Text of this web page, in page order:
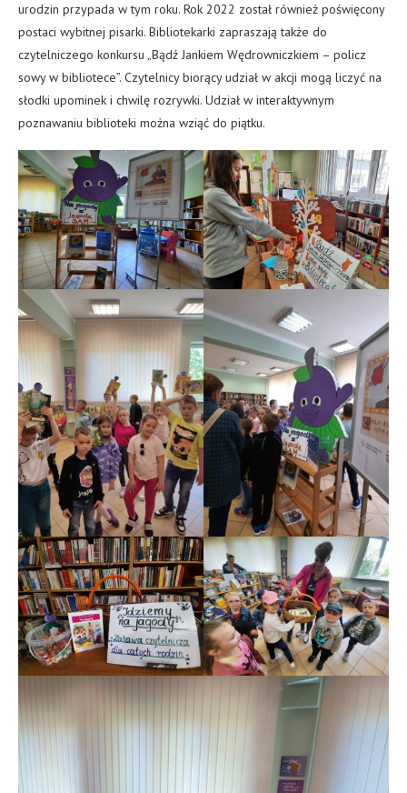
urodzin przypada w tym roku. Rok 2022 został również poświęcony
postaci wybitnej pisarki. Bibliotekarki zapraszają także do
czytelniczego konkursu „Bądź Jankiem Wędrowniczkiem – policz
sowy w bibliotece”. Czytelnicy biorący udział w akcji mogą liczyć na
słodki upominek i chwilę rozrywki. Udział w interaktywnym
poznawaniu biblioteki można wziąć do piątku.